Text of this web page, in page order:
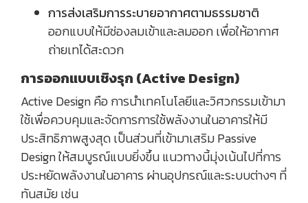
การส่งเสริมการระบายอากาศตามธรรมชาติ
ออกแบบให้มีช่องลมเข้าและลมออก เพื่อให้อากาศ
ถ่ายเทได้สะดวก
การออกแบบเชิงรุก (Active Design)
Active Design คือ การนำเทคโนโลยีและวิศวกรรมเข้ามา
ใช้เพื่อควบคุมและจัดการการใช้พลังงานในอาคารให้มี
ประสิทธิภาพสูงสุด เป็นส่วนที่เข้ามาเสริม Passive
Design ให้สมบูรณ์แบบยิ่งขึ้น แนวทางนี้มุ่งเน้นไปที่การ
ประหยัดพลังงานในอาคาร ผ่านอุปกรณ์และระบบต่างๆ ที่
ทันสมัย เช่น